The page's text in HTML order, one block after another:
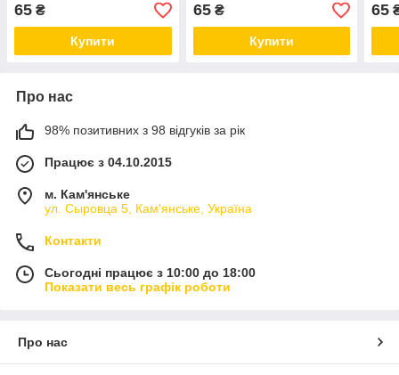
65 ₴
Купити
65₴
Купити
65
Про нас
98% позитивних з 98 відгуків за рік
Працює з 04.10.2015
м. Кам'янське
ул. Сыровца 5, Кам'янське, Україна
Контакти
Сьогодні працює з 10:00 до 18:00
Показати весь графік роботи
Про нас